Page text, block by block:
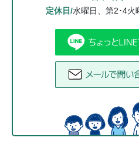
定休日/水曜日、第2･4火